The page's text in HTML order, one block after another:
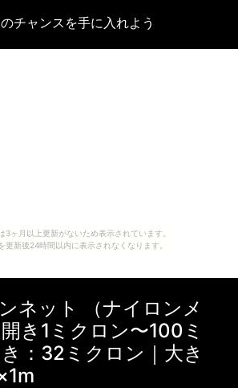
3ヶ月以上更新がないため表示されています。
更新後24時間以内に表示されなくなります。
チャンスを手に入れよう
ネット （ナイロンメ
き1ミクロン〜100ミ
：32ミクロン｜大き